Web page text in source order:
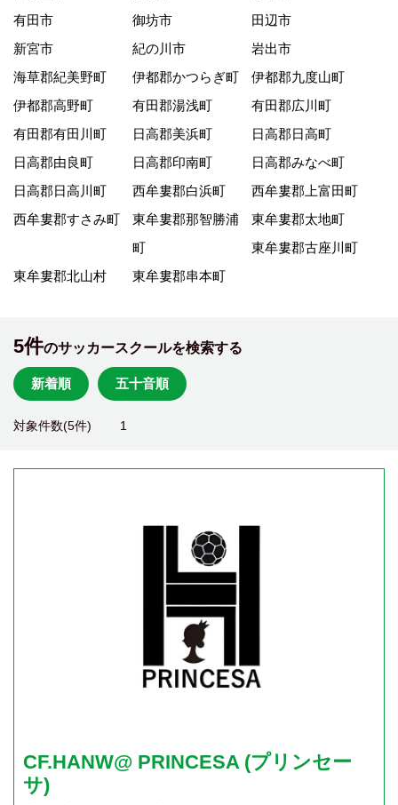
有田市
御坊市
田辺市
新宮市
紀の川市
岩出市
海草郡紀美野町
伊都郡かつらぎ町
伊都郡九度山町
伊都郡高野町
有田郡湯浅町
有田郡広川町
有田郡有田川町
日高郡美浜町
日高郡日高町
日高郡由良町
日高郡印南町
日高郡みなべ町
日高郡日高川町
西牟婁郡白浜町
西牟婁郡上富田町
西牟婁郡すさみ町
東牟婁郡那智勝浦
町
東牟婁郡太地町
東牟婁郡古座川町
東牟婁郡北山村
東牟婁郡串本町
5件のサッカースクールを検索する
新着順 五十音順
対象件数(5件) 1
CF.HANW@ PRINCESA (プリンセー
サ)